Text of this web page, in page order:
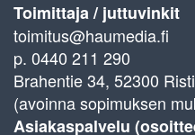
Toimittaja / juttuvinkit
toimitus@haumedia.fi
p. 0440 211 290
Brahentie 34, 52300
(avoinna sopimuksen
Asiakaspalvelu